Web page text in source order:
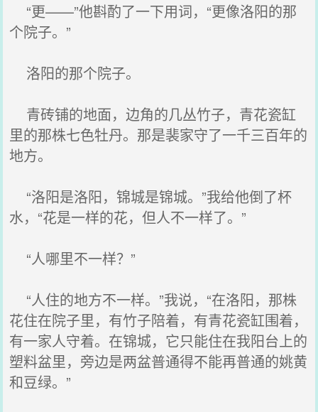
“更——”他斟酌了一下用词，“更像洛阳的那
个院子。”
洛阳的那个院子。
青砖铺的地面，边角的几丛竹子，青花瓷缸
里的那株七色牡丹。那是裴家守了一千三百年的
地方。
“洛阳是洛阳，锦城是锦城。”我给他倒了杯
水，“花是一样的花，但人不一样了。”
“人哪里不一样？”
“人住的地方不一样。”我说，“在洛阳，那株
花住在院子里，有竹子陪着，有青花瓷缸围着，
有一家人守着。在锦城，它只能住在我阳台上的
塑料盆里，旁边是两盆普通得不能再普通的姚黄
和豆绿。”